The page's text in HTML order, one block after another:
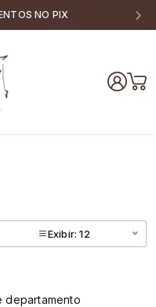
NO PIX
Exibir: 12
departamento